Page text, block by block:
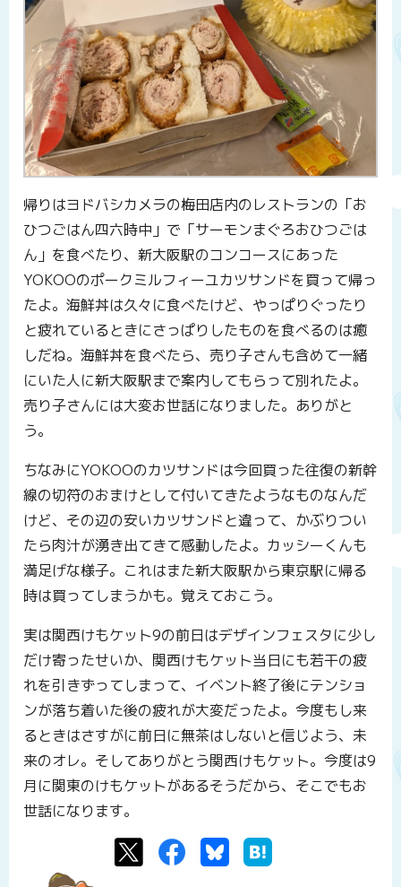
帰りはヨドバシカメラの梅田店内のレストランの「お
ひつごはん四六時中」で「サーモンまぐろおひつごは
ん」を食べたり、新大阪駅のコンコースにあった
YOKOOのポークミルフィーユカツサンドを買って帰っ
たよ。海鮮丼は久々に食べたけど、やっぱりぐったり
と疲れているときにさっぱりしたものを食べるのは癒
しだね。海鮮丼を食べたら、売り子さんも含めて一緒
にいた人に新大阪駅まで案内してもらって別れたよ。
売り子さんには大変お世話になりました。ありがと
う。
ちなみにYOKOOのカツサンドは今回買った往復の新幹
線の切符のおまけとして付いてきたようなものなんだ
けど、その辺の安いカツサンドと違って、かぶりつい
たら肉汁が湧き出てきて感動したよ。カッシーくんも
満足げな様子。これはまた新大阪駅から東京駅に帰る
時は買ってしまうかも。覚えておこう。
実は関西けもケット9の前日はデザインフェスタに少し
だけ寄ったせいか、関西けもケット当日にも若干の疲
れを引きずってしまって、イベント終了後にテンショ
ンが落ち着いた後の疲れが大変だったよ。今度もし来
るときはさすがに前日に無茶はしないと信じよう、未
来のオレ。そしてありがとう関西けもケット。今度は9
月に関東のけもケットがあるそうだから、そこでもお
世話になります。
TwitterFacebookBluesky